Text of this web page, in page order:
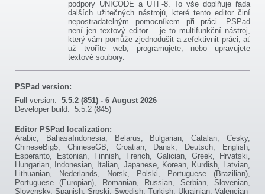
podpory UNICODE a UTF-8. To vše doplňuje řada
dalších užitečných nástrojů, které tento editor činí
nepostradatelným pomocníkem při práci. PSPad
není jen textový editor – je to multifunkční nástroj,
který vám pomůže zjednodušit a zefektivnit práci, ať
už tvoříte web, programujete, nebo upravujete
textové soubory.
PSPad version:
Full version: 5.5.2 (851) - 6 August 2026
Developer build: 5.5.2 (845)
Editor PSPad localization:
Arabic, BahasaIndonesia, Belarus, Bulgarian, Catalan, Cesky,
ChineseBig5, ChineseGB, Croatian, Dansk, Deutsch, English,
Esperanto, Estonian, Finnish, French, Galician, Greek, Hrvatski,
Hungarian, Indonesian, Italian, Japanese, Korean, Kurdish, Latvian,
Lithuanian, Nederlands, Norsk, Polski, Portuguese (Brazilian),
Portuguese (Europian), Romanian, Russian, Serbian, Slovenian,
Slovensky, Spanish, Srpski, Swedish, Turkish, Ukrainian, Valencian